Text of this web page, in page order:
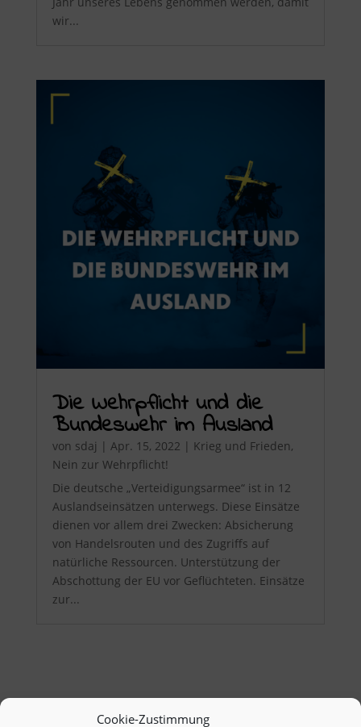
Cookie-Zustimmung
wir...
Die Wehrpflicht und die
Bundeswehr im Ausland
von sdaj | Apr. 15, 2022 | Krieg und Frieden,
Nein zur Wehrpflicht!
Die deutsche „Verteidigungsarmee“ ist in 12
Auslandseinsätzen unterwegs. Diese Einsätze
dienen vor allem drei Zwecken: Absicherung
von Handelsrouten und des Zugriffs auf
natürliche Ressourcen. Unterstützung der
Abschottung der EU vor Geflüchteten. Einsätze
zur...